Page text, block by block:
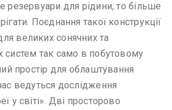
резервуари для рідини, то більше
Поєднання такої конструкції
великих сонячних та
систем так само в побутовому
простір для облаштування
ведуться дослідження
у світі». Дві просторово